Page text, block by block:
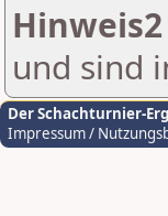
Hinweis2
und sind
Der Schachturnier-
Impressum /